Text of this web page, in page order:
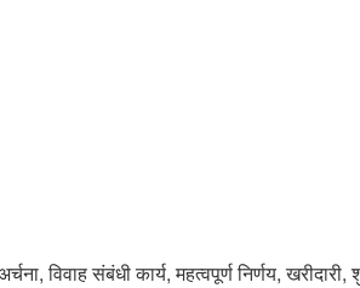
विवाह संबंधी कार्य, महत्वपूर्ण निर्णय, खरीदारी,